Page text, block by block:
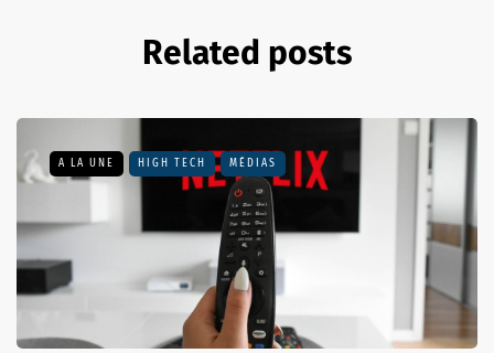
Related posts
A LA UNE HIGH TECH MÉDIAS